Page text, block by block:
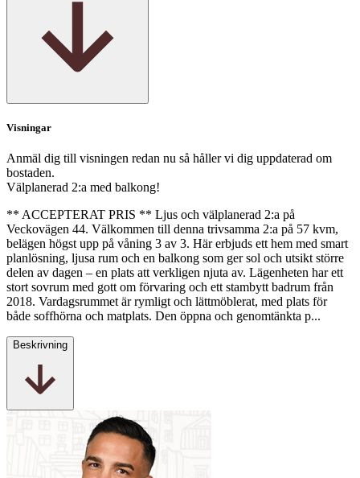
Visningar
Anmäl dig till visningen redan nu så håller vi dig uppdaterad om
bostaden.
Välplanerad 2:a med balkong!
** ACCEPTERAT PRIS ** Ljus och välplanerad 2:a på
Veckovägen 44. Välkommen till denna trivsamma 2:a på 57 kvm,
belägen högst upp på våning 3 av 3. Här erbjuds ett hem med smart
planlösning, ljusa rum och en balkong som ger sol och utsikt större
delen av dagen – en plats att verkligen njuta av. Lägenheten har ett
stort sovrum med gott om förvaring och ett stambytt badrum från
2018. Vardagsrummet är rymligt och lättmöblerat, med plats för
både soffhörna och matplats. Den öppna och genomtänkta p...
Beskrivning